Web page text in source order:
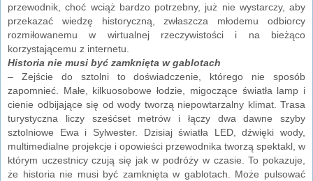
przewodnik, choć wciąż bardzo potrzebny, już nie wystarczy, aby
przekazać wiedzę historyczną, zwłaszcza młodemu odbiorcy
rozmiłowanemu w wirtualnej rzeczywistości i na bieżąco
korzystającemu z internetu.
Historia nie musi być zamknięta w gablotach
– Zejście do sztolni to doświadczenie, którego nie sposób
zapomnieć. Małe, kilkuosobowe łodzie, migoczące światła lamp i
cienie odbijające się od wody tworzą niepowtarzalny klimat. Trasa
turystyczna liczy sześćset metrów i łączy dwa dawne szyby
sztolniowe Ewa i Sylwester. Dzisiaj światła LED, dźwięki wody,
multimedialne projekcje i opowieści przewodnika tworzą spektakl, w
którym uczestnicy czują się jak w podróży w czasie. To pokazuje,
że historia nie musi być zamknięta w gablotach. Może pulsować